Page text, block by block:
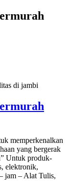
memperkenalkan
yang bergerak
Untuk produk-
elektronik,
jam – Alat Tulis,